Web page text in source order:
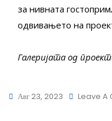
за нивната
одвивањето на
Галеријата од
Авг 23, 2023 Leave A